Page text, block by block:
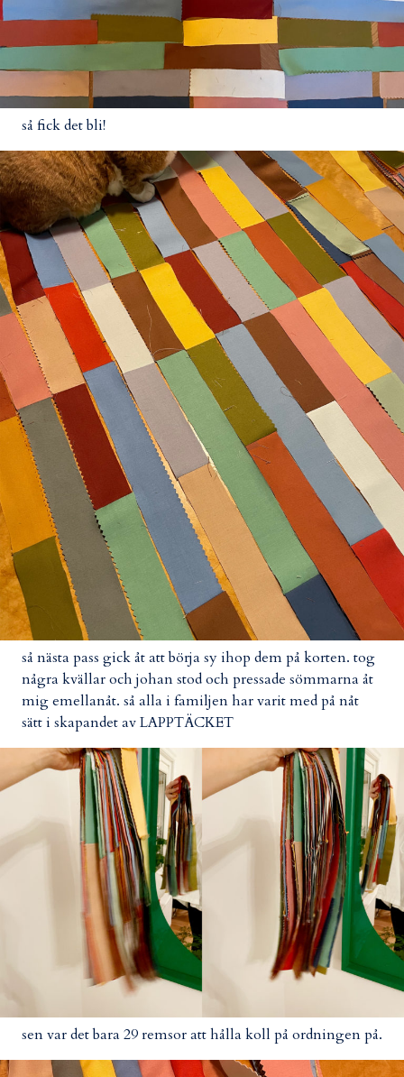
så fick det bli!
så nästa pass gick åt att börja sy ihop dem på korten. tog
några kvällar och johan stod och pressade sömmarna åt
mig emellanåt. så alla i familjen har varit med på nåt
sätt i skapandet av LAPPTÄCKET
sen var det bara 29 remsor att hålla koll på ordningen på.